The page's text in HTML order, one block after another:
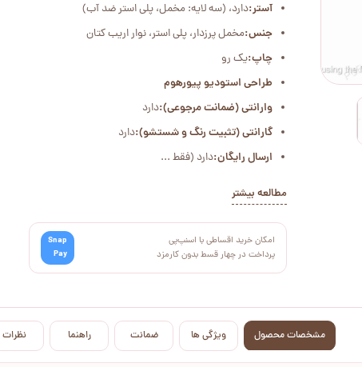
آستر:دارد، (سه لایه: مخمل، پلی استر ضد آب)
جنس:مخمل پرزدار، پلی استر، نوار اریب کتان
چاپ:یک رو
طراحی استودیو پیورهوم
وارانتی (ضمانت مرجوعی):دارد
گارانتی (تثبیت رنگ و شستشو):دارد
ارسال رایگان:دارد (فقط ...
مطالعه بیشتر
امکان خرید اقساطی با اسنپ‌پی
پرداخت در چهار قسط بدون کارمزد
Snap
Pay
مشخصات محصول ویژگی ها ضمانت راهنما نظرات